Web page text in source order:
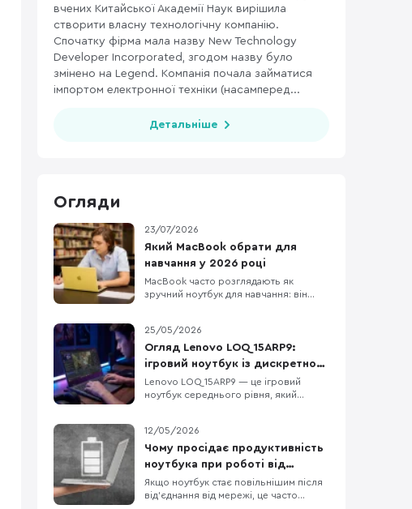
АКСЕСУАРИ ДЛЯ МОНІТОРІВ ТА ВІДЕОКАБЕЛІ 233
вчених Китайської Академії Наук вирішила
створити власну технологічну компанію.
Спочатку фірма мала назву New Technology
Developer Incorporated, згодом назву було
змінено на Legend. Компанія почала займатися
імпортом електронної техніки (насамперед...
Детальніше
Огляди
23/07/2026
Який MacBook обрати для
навчання у 2026 році
MacBook часто розглядають як
зручний ноутбук для навчання: він
вдалий вибір визначає не логотип на
кришці, а те, чи запускає він усі
потрібні програми і чи вистачить його
ресурсів на кілька років. Для
презентацій, рефератів,
25/05/2026
Огляд Lenovo LOQ 15ARP9:
ігровий ноутбук із дискретною
графікою, DDR5 та екраном 144
Гц
Lenovo LOQ 15ARP9 — це ігровий
ноутбук середнього рівня, який
повсякденною функціональністю.
Модель не намагається бути
надтонкою або ультрапортативною —
вона пропонує конкретне поєднання
компонентів: процесор AMD Ryzen 5
7235HS, диск
12/05/2026
Чому просідає продуктивність
ноутбука при роботі від
батареї?
Якщо ноутбук стає повільнішим після
від’єднання від мережі, це часто